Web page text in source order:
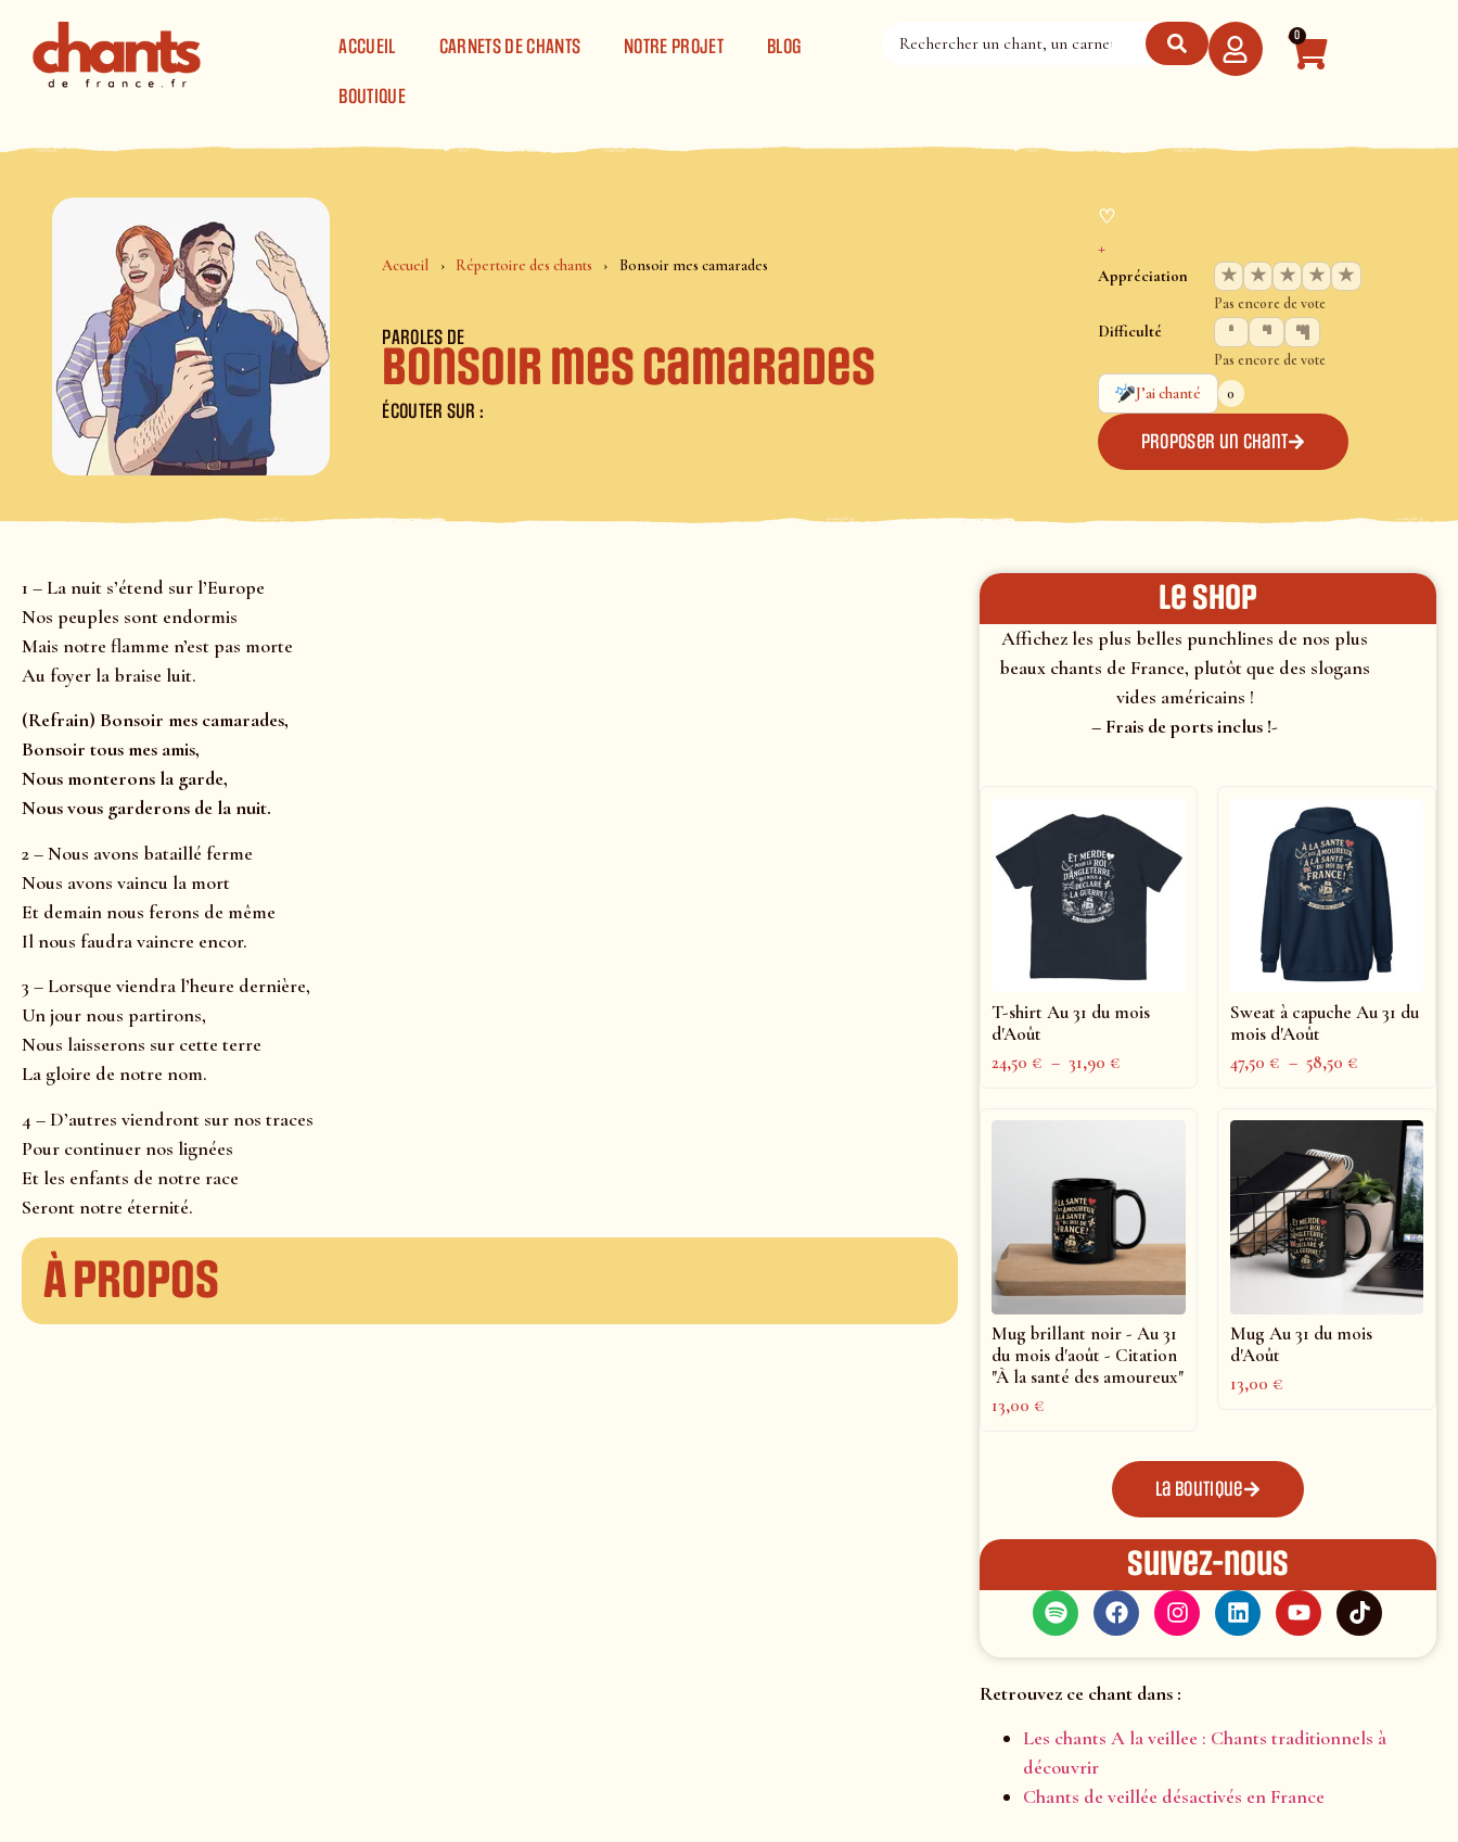
ACCUEIL
CARNETS DE CHANTS NOTRE PROJET BLOG
BOUTIQUE
0
Accueil Répertoire des chants Bonsoir mes camarades
PAROLES DE
Bonsoir mes camarades
ÉCOUTER SUR :
♡
+
Appréciation ★ ★ ★ ★ ★
Pas encore de vote
Difficulté
Pas encore de vote
J’ai chanté
0
Proposer un chant
1 – La nuit s’étend sur l’Europe
Nos peuples sont endormis
Mais notre flamme n’est pas morte
Au foyer la braise luit.
(Refrain) Bonsoir mes camarades,
Bonsoir tous mes amis,
Nous monterons la garde,
Nous vous garderons de la nuit.
2 – Nous avons bataillé ferme
Nous avons vaincu la mort
Et demain nous ferons de même
Il nous faudra vaincre encor.
3 – Lorsque viendra l’heure dernière,
Un jour nous partirons,
Nous laisserons sur cette terre
La gloire de notre nom.
4 – D’autres viendront sur nos traces
Pour continuer nos lignées
Et les enfants de notre race
Seront notre éternité.
À propos
le shop
Affichez les plus belles punchlines de nos plus
beaux chants de France, plutôt que des slogans
vides américains !
– Frais de ports inclus !-
T-shirt Au 31 du mois
d'Août
24,50€ – 31,90€
Sweat à capuche Au 31 du
mois d'Août
47,50€ – 58,50€
Mug brillant noir - Au 31
du mois d'août - Citation
"À la santé des amoureux"
13,00€
Mug Au 31 du mois
d'Août
13,00€
La boutique
Suivez-nous
Retrouvez ce chant dans :
Les chants A la veillee : Chants traditionnels à
découvrir
Chants de veillée désactivés en France